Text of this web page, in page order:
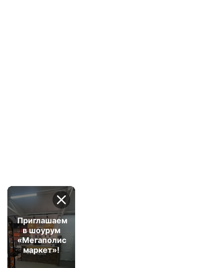
Приглашаем
в шоурум
«Мегаполис
маркет»!